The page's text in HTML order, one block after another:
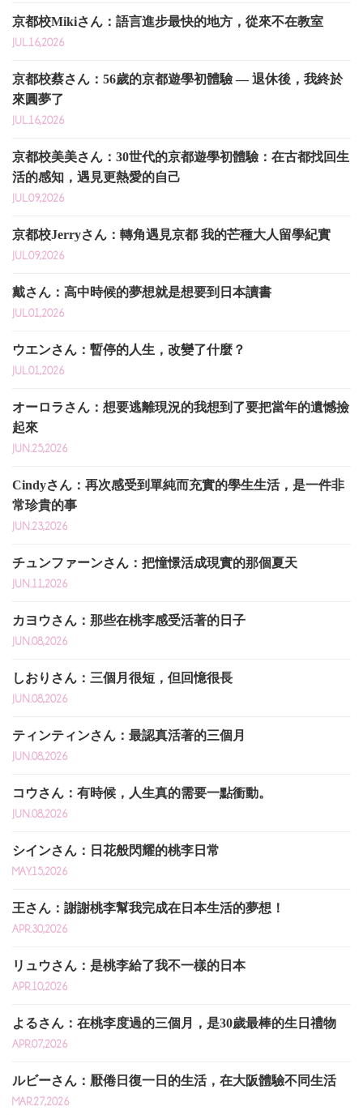
京都校Mikiさん：語言進步最快的地方，從來不在教室
JUL.16,2026
京都校蔡さん：56歲的京都遊學初體驗 — 退休後，我終於
來圓夢了
JUL.16,2026
京都校美美さん：30世代的京都遊學初體驗：在古都找回生
活的感知，遇見更熱愛的自己
JUL.09,2026
京都校Jerryさん：轉角遇見京都 我的芒種大人留學紀實
JUL.09,2026
戴さん：高中時候的夢想就是想要到日本讀書
JUL.01,2026
ウエンさん：暫停的人生，改變了什麼？
JUL.01,2026
オーロラさん：想要逃離現況的我想到了要把當年的遺憾撿
起來
JUN.25,2026
Cindyさん：再次感受到單純而充實的學生生活，是一件非
常珍貴的事
JUN.23,2026
チュンファーンさん：把憧憬活成現實的那個夏天
JUN.11,2026
カヨウさん：那些在桃李感受活著的日子
JUN.08,2026
しおりさん：三個月很短，但回憶很長
JUN.08,2026
ティンティンさん：最認真活著的三個月
JUN.08,2026
コウさん：有時候，人生真的需要一點衝動。
JUN.08,2026
シインさん：日花般閃耀的桃李日常
MAY.15,2026
王さん：謝謝桃李幫我完成在日本生活的夢想！
APR.30,2026
リュウさん：是桃李給了我不一樣的日本
APR.10,2026
よるさん：在桃李度過的三個月，是30歲最棒的生日禮物
APR.07,2026
ルビーさん：厭倦日復一日的生活，在大阪體驗不同生活
MAR.27,2026